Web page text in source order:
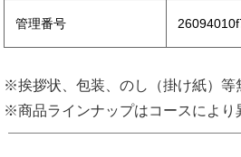
管理番号
※挨拶状、包装、のし（掛け紙）等
※商品ラインナップはコースにより